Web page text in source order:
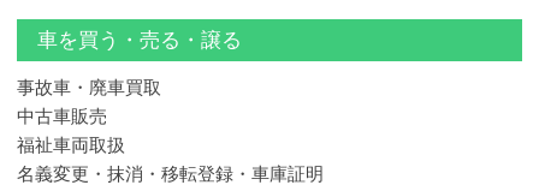
車を買う・売る・譲る
事故車・廃車買取
中古車販売
福祉車両取扱
名義変更・抹消・移転登録・車庫証明